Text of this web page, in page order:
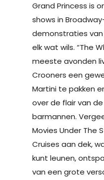
Grand Princess is
shows in
demonstraties
elk wat wils. “The
meeste avonden
Crooners een
Martini te pakken
over de flair van
barmannen.
Movies Under The
Cruises aan dek,
kunt leunen,
van een grote